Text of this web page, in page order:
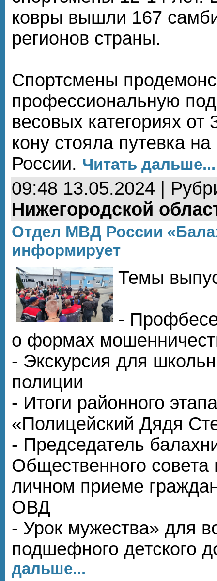
ковры вышли 167
регионов страны.
Спортсмены
профессиональную
весовых категориях от
кону стояла путевка
России. Читать дальше...
09:48 13.05.2024 |
Нижегородской
Отдел МВД России
информирует
Темы
-
о формах
- Экскурсия для
полиции
- Итоги районного
«Полицейский Дядя
- Председатель
Общественного совета
личном приеме
ОВД
- Урок мужества» для
подшефного детского
дальше...